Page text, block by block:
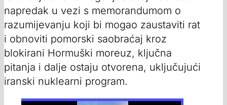
napredak u vezi s memorandumom o
razumijevanju koji bi mogao zaustaviti rat
i obnoviti pomorski saobraćaj kroz
blokirani Hormuški moreuz, ključna
pitanja i dalje ostaju otvorena, uključujući
iranski nuklearni program.